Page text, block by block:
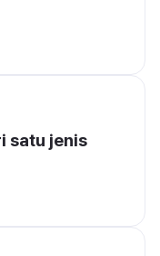
satu jenis